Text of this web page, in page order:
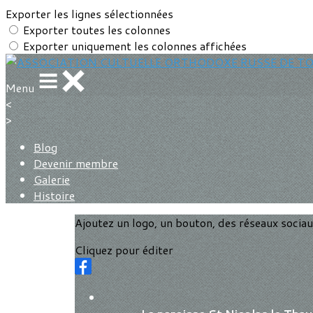
Exporter les lignes sélectionnées
Exporter toutes les colonnes
Exporter uniquement les colonnes affichées
Menu
<
>
Blog
Devenir membre
Galerie
Histoire
Ajoutez un logo, un bouton, des réseaux
Cliquez pour éditer